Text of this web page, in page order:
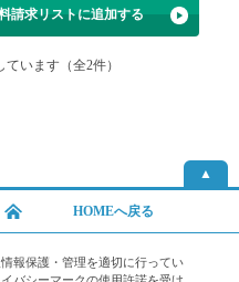
請求リストに追加する
います（全2件）
▲
HOMEへ戻る
報保護・管理を適切に行ってい